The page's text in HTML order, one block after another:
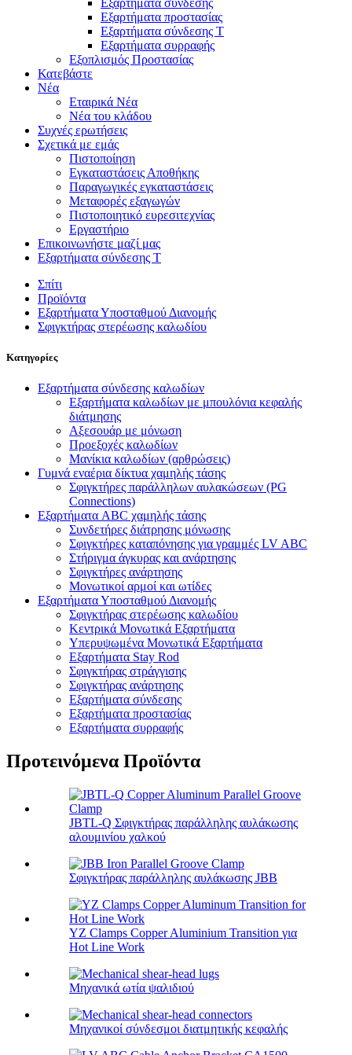
Εξαρτήματα σύνδεσης
Εξαρτήματα προστασίας
Εξαρτήματα σύνδεσης T
Εξαρτήματα συρραφής
Εξοπλισμός Προστασίας
Κατεβάστε
Νέα
Εταιρικά Νέα
Νέα του κλάδου
Συχνές ερωτήσεις
Σχετικά με εμάς
Πιστοποίηση
Εγκαταστάσεις Αποθήκης
Παραγωγικές εγκαταστάσεις
Μεταφορές εξαγωγών
Πιστοποιητικό ευρεσιτεχνίας
Εργαστήριο
Επικοινωνήστε μαζί μας
Εξαρτήματα σύνδεσης T
Σπίτι
Προϊόντα
Εξαρτήματα Υποσταθμού Διανομής
Σφιγκτήρας στερέωσης καλωδίου
Κατηγορίες
Εξαρτήματα σύνδεσης καλωδίων
Εξαρτήματα καλωδίων με μπουλόνια κεφαλής
διάτμησης
Αξεσουάρ με μόνωση
Προεξοχές καλωδίων
Μανίκια καλωδίων (αρθρώσεις)
Γυμνά εναέρια δίκτυα χαμηλής τάσης
Σφιγκτήρες παράλληλων αυλακώσεων (PG
Connections)
Εξαρτήματα ABC χαμηλής τάσης
Συνδετήρες διάτρησης μόνωσης
Σφιγκτήρες καταπόνησης για γραμμές LV ABC
Στήριγμα άγκυρας και ανάρτησης
Σφιγκτήρες ανάρτησης
Μονωτικοί αρμοί και ωτίδες
Εξαρτήματα Υποσταθμού Διανομής
Σφιγκτήρας στερέωσης καλωδίου
Κεντρικά Μονωτικά Εξαρτήματα
Υπερυψωμένα Μονωτικά Εξαρτήματα
Εξαρτήματα Stay Rod
Σφιγκτήρας στράγγισης
Σφιγκτήρας ανάρτησης
Εξαρτήματα σύνδεσης
Εξαρτήματα προστασίας
Εξαρτήματα συρραφής
Προτεινόμενα Προϊόντα
JBTL-Q Σφιγκτήρας παράλληλης αυλάκωσης
αλουμινίου χαλκού
Σφιγκτήρας παράλληλης αυλάκωσης JBB
YZ Clamps Copper Aluminium Transition για
Hot Line Work
Μηχανικά ωτία ψαλιδιού
Μηχανικοί σύνδεσμοι διατμητικής κεφαλής